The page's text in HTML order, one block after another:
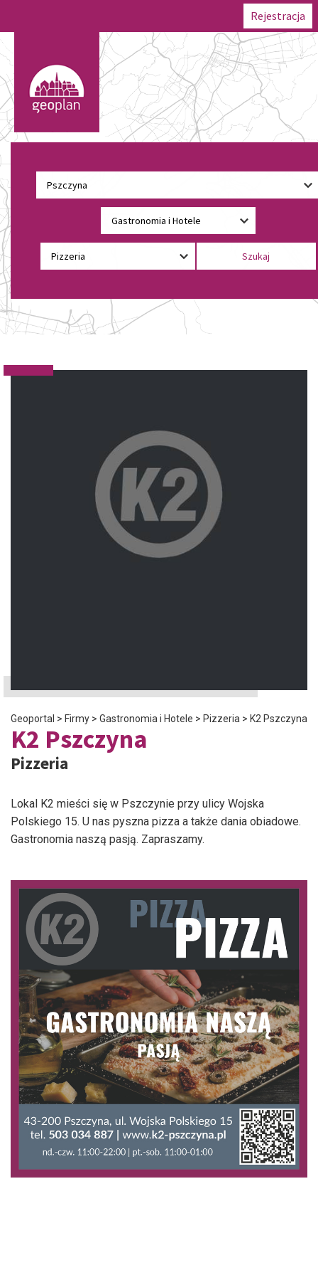
Rejestracja
Geoportal > Firmy > Gastronomia i Hotele > Pizzeria > K2 Pszczyna
K2 Pszczyna
Pizzeria
Lokal K2 mieści się w Pszczynie przy ulicy Wojska
Polskiego 15. U nas pyszna pizza a także dania obiadowe.
Gastronomia naszą pasją. Zapraszamy.